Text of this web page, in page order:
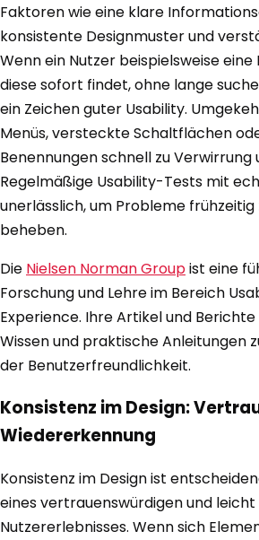
Faktoren wie eine klare
konsistente Designmuster und
Wenn ein Nutzer beispielsweise
diese sofort findet, ohne lange
ein Zeichen guter Usability.
Menüs, versteckte Schaltflächen
Benennungen schnell zu Verwirrung
Regelmäßige Usability-Tests mit
unerlässlich, um Probleme frühzeitig
beheben.
Die Nielsen Norman Groupist eine
Forschung und Lehre im Bereich
Experience. Ihre Artikel und
Wissen und praktische Anleitungen
der Benutzerfreundlichkeit.
Konsistenz im Design:
Wiedererkennung
Konsistenz im Design ist
eines vertrauenswürdigen und
Nutzererlebnisses. Wenn sich